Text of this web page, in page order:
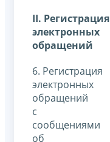
II. Регистрация
электронных
обращений
6. Регистрация
электронных
обращений
с
сообщениями
об